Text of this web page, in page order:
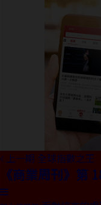
上一期 全球指數之
《商業周刊》第